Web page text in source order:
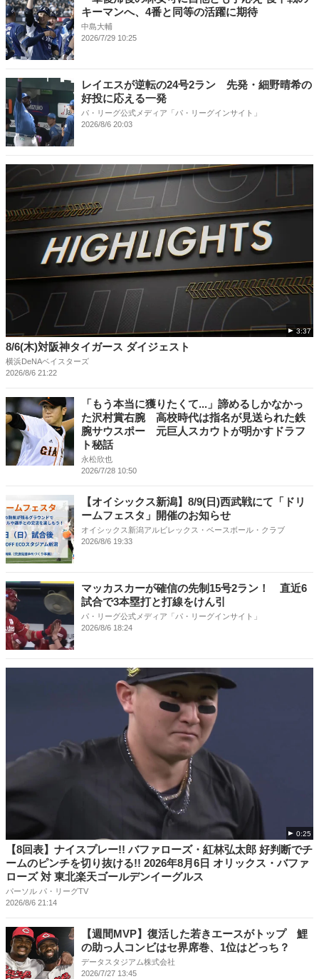
キーマンへ、4番と同等の活躍に期待
中島大輔
2026/7/29 10:25
レイエスが逆転の24号2ラン 先発・細野晴希の
好投に応える一発
パ・リーグ公式メディア「パ・リーグインサイト」
2026/8/6 20:03
3:37
8/6(木)対阪神タイガース ダイジェスト
横浜DeNAベイスターズ
2026/8/6 21:22
「もう本当に獲りたくて...」諦めるしかなかっ
た沢村賞右腕 高校時代は指名が見送られた鉄
腕サウスポー 元巨人スカウトが明かすドラフ
ト秘話
永松欣也
2026/7/28 10:50
【オイシックス新潟】8/9(日)西武戦にて「ドリ
ームフェスタ」開催のお知らせ
オイシックス新潟アルビレックス・ベースボール・クラブ
2026/8/6 19:33
マッカスカーが確信の先制15号2ラン！ 直近6
試合で3本塁打と打線をけん引
パ・リーグ公式メディア「パ・リーグインサイト」
2026/8/6 18:24
0:25
【8回表】ナイスプレー!! バファローズ・紅林弘太郎 好判断でチ
ームのピンチを切り抜ける!! 2026年8月6日 オリックス・バファ
ローズ 対 東北楽天ゴールデンイーグルス
パーソル パ・リーグTV
2026/8/6 21:14
【週間MVP】復活した若きエースがトップ 鯉
の助っ人コンビはセ界席巻、1位はどっち？
データスタジアム株式会社
2026/7/27 13:45